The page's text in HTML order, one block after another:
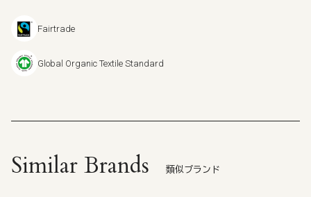
Fairtrade
Global Organic Textile Standard
Similar Brands 類似ブランド